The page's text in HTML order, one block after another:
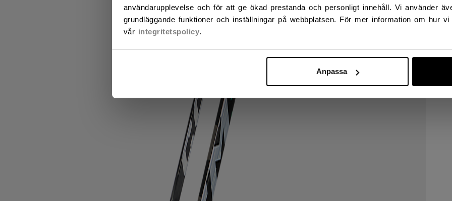
användarupplevelse och för att ge ökad prestanda och personligt innehåll. Vi använder
grundläggande funktioner och inställningar på webbplatsen. För mer information om hur
vår integritetspolicy.
Anpassa